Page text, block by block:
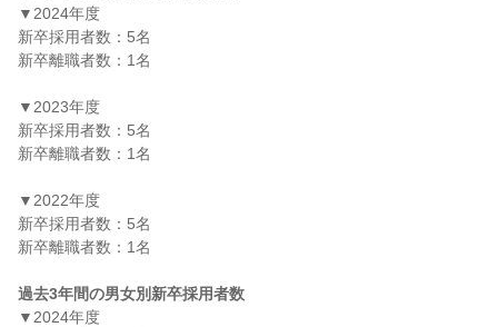
▼2024年度
新卒採用者数：5名
新卒離職者数：1名
▼2023年度
新卒採用者数：5名
新卒離職者数：1名
▼2022年度
新卒採用者数：5名
新卒離職者数：1名
過去3年間の男女別新卒採用者数
▼2024年度